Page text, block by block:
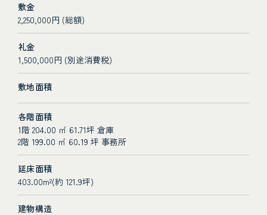
敷金
2,250,000円 (総額)
礼金
1,500,000円 (別途消費税)
敷地面積
各階面積
1階 204.00 ㎡ 61.71坪 倉庫
2階 199.00 ㎡ 60.19 坪 事務所
延床面積
403.00m²(約 121.9坪)
建物構造